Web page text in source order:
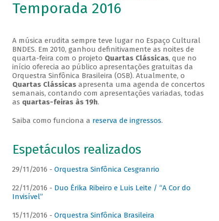
Temporada 2016
A música erudita sempre teve lugar no Espaço Cultural
BNDES. Em 2010, ganhou definitivamente as noites de
quarta-feira com o projeto Quartas Clássicas, que no
início oferecia ao público apresentações gratuitas da
Orquestra Sinfônica Brasileira (OSB). Atualmente, o
Quartas Clássicasapresenta uma agenda de concertos
semanais, contando com apresentações variadas, todas
as quartas-feiras às 19h.
Saiba como funciona a reserva de ingressos.
Espetáculos realizados
29/11/2016 - Orquestra Sinfônica Cesgranrio
22/11/2016 - Duo Érika Ribeiro e Luis Leite / “A Cor do
Invisível”
15/11/2016 - Orquestra Sinfônica Brasileira